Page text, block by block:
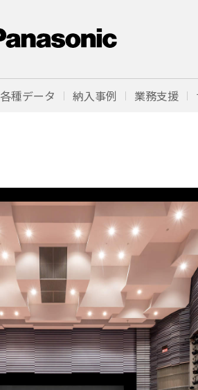
各種データ 納入事例 業務支援